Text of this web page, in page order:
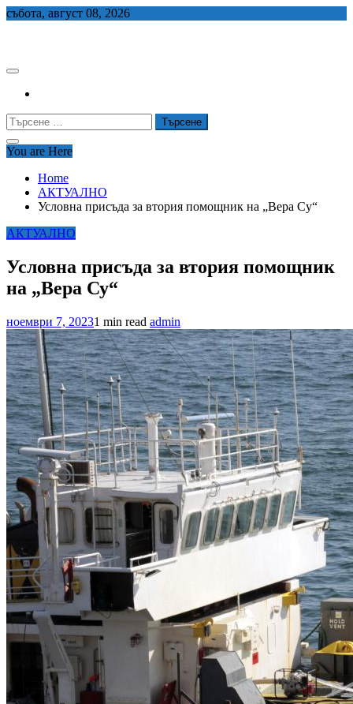
Skip
събота, август 08, 2026
Търсене
за:
You are Here
Home
АКТУАЛНО
Условна присъда за втория помощник на „Вера Су“
АКТУАЛНО
Условна присъда за втория помощник
на „Вера Су“
ноември 7, 20231 min read admin